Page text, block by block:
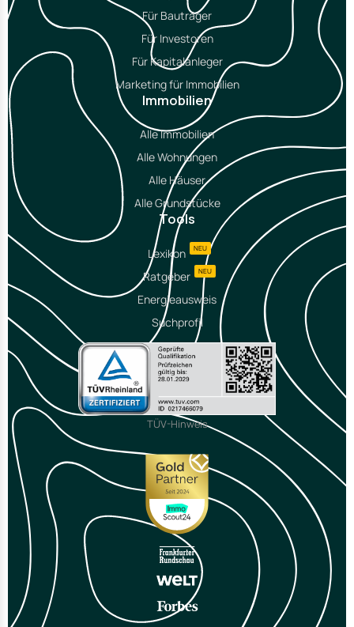
Für Bauträger
Für Investoren
Für Kapitalanleger
Marketing für Immobilien
Immobilien
Alle Immobilien
Alle Wohnungen
Alle Häuser
Alle Grundstücke
Tools
Lexikon NEU
Ratgeber NEU
Energieausweis
Suchprofil
TÜV-Hinweis